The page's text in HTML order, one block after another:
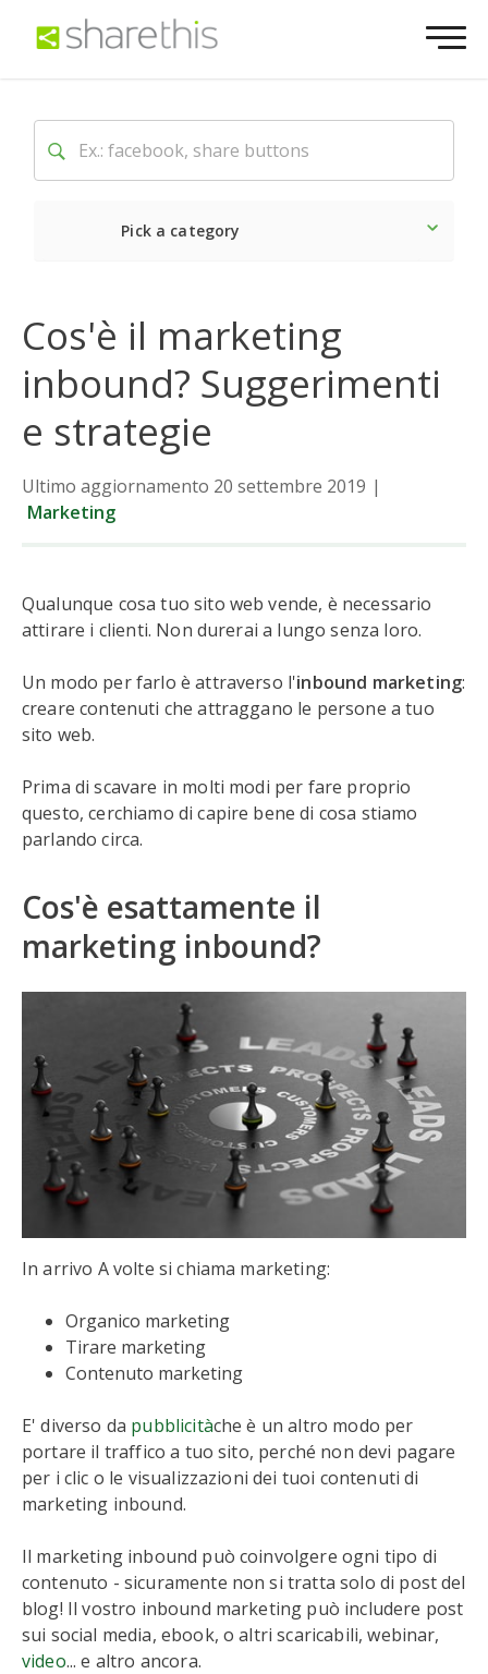
Pick a category
Cos'è il marketing
inbound? Suggerimenti
e strategie
Ultimo aggiornamento 20 settembre 2019 |
Marketing
Qualunque cosa tuo sito web vende, è necessario
attirare i clienti. Non durerai a lungo senza loro.
Un modo per farlo è attraverso l'inbound marketing:
creare contenuti che attraggano le persone a tuo
sito web.
Prima di scavare in molti modi per fare proprio
questo, cerchiamo di capire bene di cosa stiamo
parlando circa.
Cos'è esattamente il
marketing inbound?
In arrivo A volte si chiama marketing:
Organico marketing
Tirare marketing
Contenuto marketing
E' diverso da pubblicitàche è un altro modo per
portare il traffico a tuo sito, perché non devi pagare
per i clic o le visualizzazioni dei tuoi contenuti di
marketing inbound.
Il marketing inbound può coinvolgere ogni tipo di
contenuto - sicuramente non si tratta solo di post del
blog! Il vostro inbound marketing può includere post
sui social media, ebook, o altri scaricabili, webinar,
video... e altro ancora.